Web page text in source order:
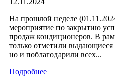
На прошлой неделе
мероприятие по закрытию
продаж кондиционеров. В
только отметили
но и поблагодарили всех...
Подробнее